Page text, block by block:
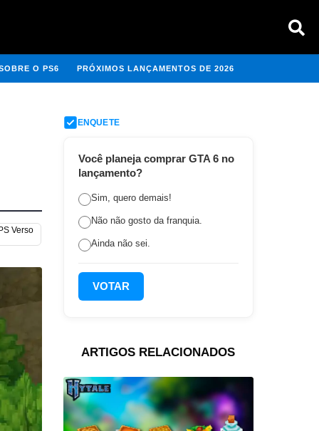
O PS6 PRÓXIMOS LANÇAMENTOS DE 2026
Verso
ENQUETE
Você planeja comprar GTA 6 no
lançamento?
Sim, quero demais!
Não não gosto da franquia.
Ainda não sei.
VOTAR
ARTIGOS RELACIONADOS